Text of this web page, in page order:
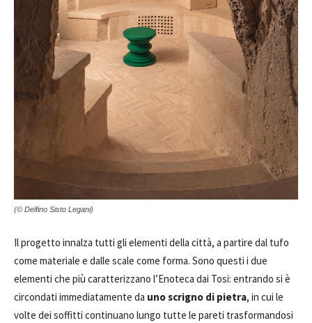
(© Delfino Sisto Legani)
Il progetto innalza tutti gli elementi della città, a partire dal tufo
come materiale e dalle scale come forma. Sono questi i due
elementi che più caratterizzano l’Enoteca dai Tosi: entrando si è
circondati immediatamente da uno scrigno di pietra, in cui le
volte dei soffitti continuano lungo tutte le pareti trasformandosi